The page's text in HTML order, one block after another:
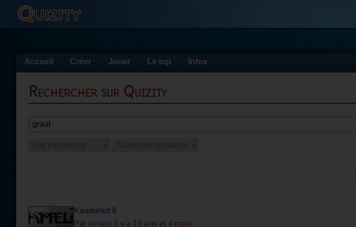
Accueil Créer Jouer Le top Infos
Rechercher sur Quizity
Kaamelot II
Par venety il y a 15 ans et 4 mois